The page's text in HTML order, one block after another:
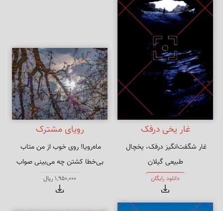
غار یخی درفک
غار شگفت‌انگیز درفک، یخچال
طبیعی گیلان
دانلود رایگان
رویای مشترک
بی‌خطا کشتن چه می‌بینی صواب
1,950,000 ریال